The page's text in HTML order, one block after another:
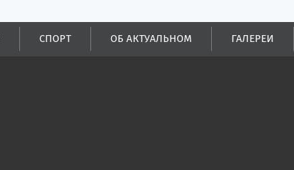
поступлений в
бюджеты всех уровней.
СПОРТ ОБ АКТУАЛЬНОМ ГАЛЕРЕИ